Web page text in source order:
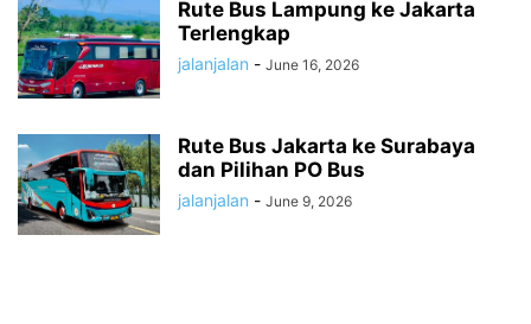
Rute Bus Lampung ke Jakarta
Terlengkap
jalanjalan - June 16, 2026
Rute Bus Jakarta ke Surabaya
dan Pilihan PO Bus
jalanjalan - June 9, 2026